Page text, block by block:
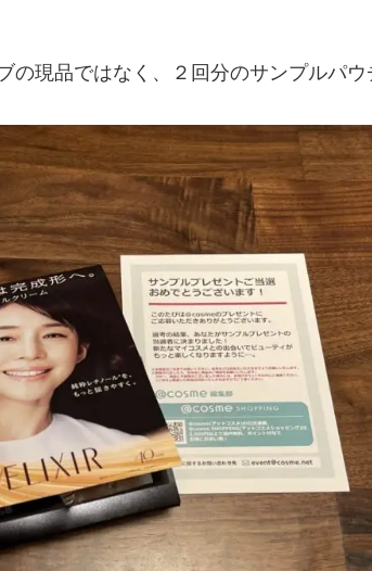
の現品ではなく、２回分のサンプルパウ